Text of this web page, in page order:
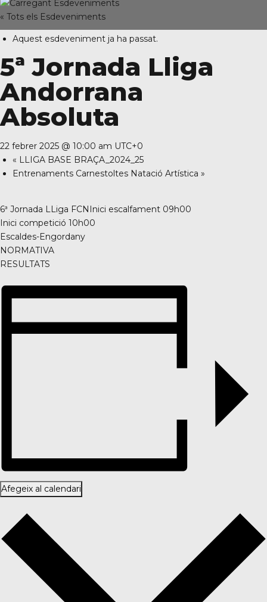
« Tots els Esdeveniments
Aquest esdeveniment ja ha passat.
5ª Jornada Lliga
Andorrana
Absoluta
22 febrer 2025 @ 10:00 am UTC+0
« LLIGA BASE BRAÇA_2024_25
Entrenaments Carnestoltes Natació Artística »
6ª Jornada LLiga FCNInici escalfament 09h00
Inici competició 10h00
Escaldes-Engordany
NORMATIVA
RESULTATS
Afegeix al calendari